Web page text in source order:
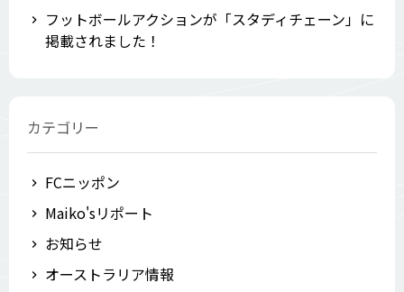
フットボールアクションが「スタディチェーン」に
掲載されました！
カテゴリー
FCニッポン
Maiko'sリポート
お知らせ
オーストラリア情報